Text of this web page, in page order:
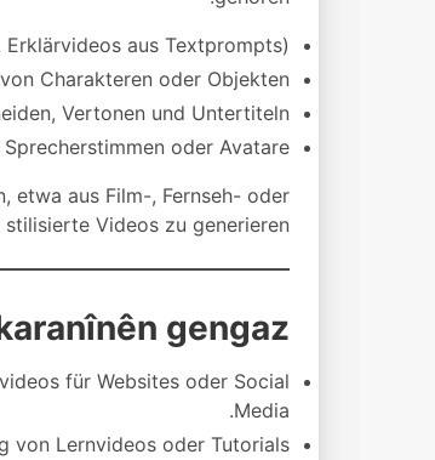
aus Textprompts).
Charakteren oder Objekten.
Vertonen und Untertiteln.
oder Avatare.
etwa aus Film-, Fernseh- oder
Videos zu generieren.
gengaz
für Websites oder Social
Media.
von Lernvideos oder Tutorials.